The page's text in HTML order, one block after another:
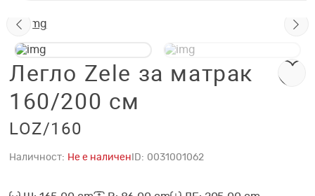
Легло Zele за матрак
160/200 см
LOZ/160
Наличност: Не е наличен ID: 0031001062